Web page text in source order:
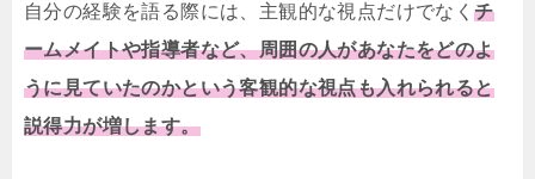
自分の経験を語る際には、主観的な視点だけでなくチ
ームメイトや指導者など、周囲の人があなたをどのよ
うに見ていたのかという客観的な視点も入れられると
説得力が増します。